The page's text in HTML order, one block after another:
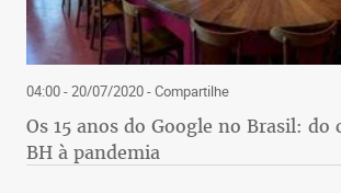
04:00 - 20/07/2020- Compartilhe
Os 15 anos do Google no Brasil: do
BH à pandemia